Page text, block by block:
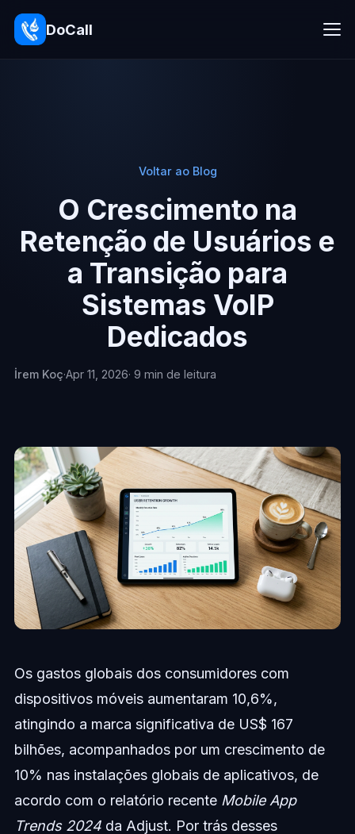
DoCall
Voltar ao Blog
O Crescimento na
Retenção de Usuários e
a Transição para
Sistemas VoIP
Dedicados
İrem Koç·Apr 11, 2026· 9 min de leitura
Os gastos globais dos consumidores com
dispositivos móveis aumentaram 10,6%,
atingindo a marca significativa de US$ 167
bilhões, acompanhados por um crescimento de
10% nas instalações globais de aplicativos, de
acordo com o relatório recente Mobile App
Trends 2024da Adjust. Por trás desses